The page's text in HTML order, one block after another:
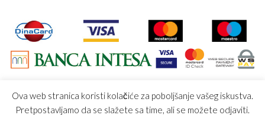
Ova web stranica koristi kolačiće za poboljšanje vašeg iskustva.
Pretpostavljamo da se slažete sa time, ali se možete odjaviti.
Air Fantast avio karte: avio.rs aviokarta.rs
avio.me
aviokarta.me
avio.travel aviokarta.ba aviokarta.eu